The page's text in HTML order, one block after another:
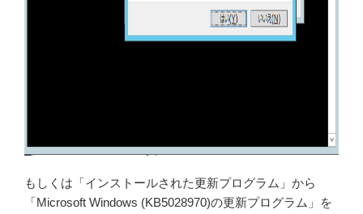
もしくは「インストールされた更新プログラム」から
「Microsoft Windows (KB5028970)の更新プログラム」を